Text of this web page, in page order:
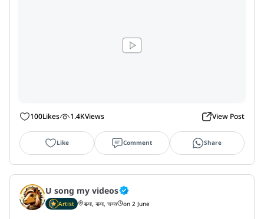
100Likes 1.4KViews View Post
Like Comment Share
U song my videos
Artist বাক্সা, বাক্সা, অসম on 2 June